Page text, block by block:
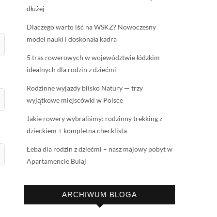
dłużej
Dlaczego warto iść na WSKZ? Nowoczesny
model nauki i doskonała kadra
5 tras rowerowych w województwie łódzkim
idealnych dla rodzin z dziećmi
Rodzinne wyjazdy blisko Natury — trzy
wyjątkowe miejscówki w Polsce
Jakie rowery wybraliśmy: rodzinny trekking z
dzieckiem + kompletna checklista
Łeba dla rodzin z dziećmi – nasz majowy pobyt w
Apartamencie Bulaj
ARCHIWUM BLOGA